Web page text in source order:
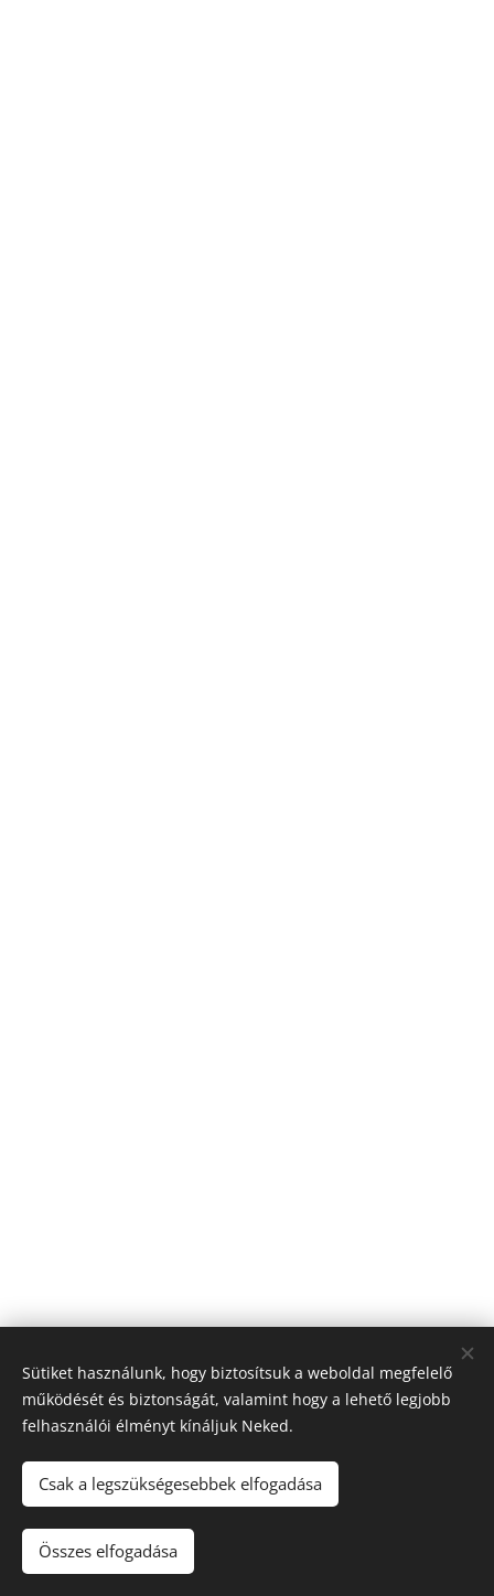
© 2026 Nagyfólia Kft. Minden jog fenntartva
Sütik
Sütiket használunk, hogy biztosítsuk a weboldal megfelelő
működését és biztonságát, valamint hogy a lehető legjobb
felhasználói élményt kínáljuk Neked.
Csak a legszükségesebbek elfogadása
Összes elfogadása